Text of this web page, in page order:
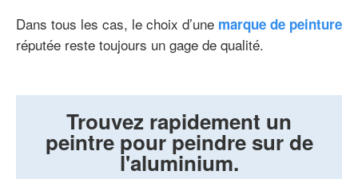
Dans tous les cas, le choix d’une marque de peinture
réputée reste toujours un gage de qualité.
Trouvez rapidement un
peintre pour peindre sur de
l'aluminium.